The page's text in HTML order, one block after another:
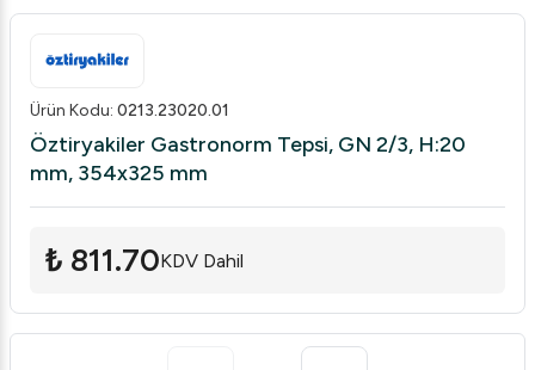
Ürün Kodu: 0213.23020.01
Öztiryakiler Gastronorm Tepsi, GN 2/3, H:20
mm, 354x325 mm
₺ 811.70KDV Dahil